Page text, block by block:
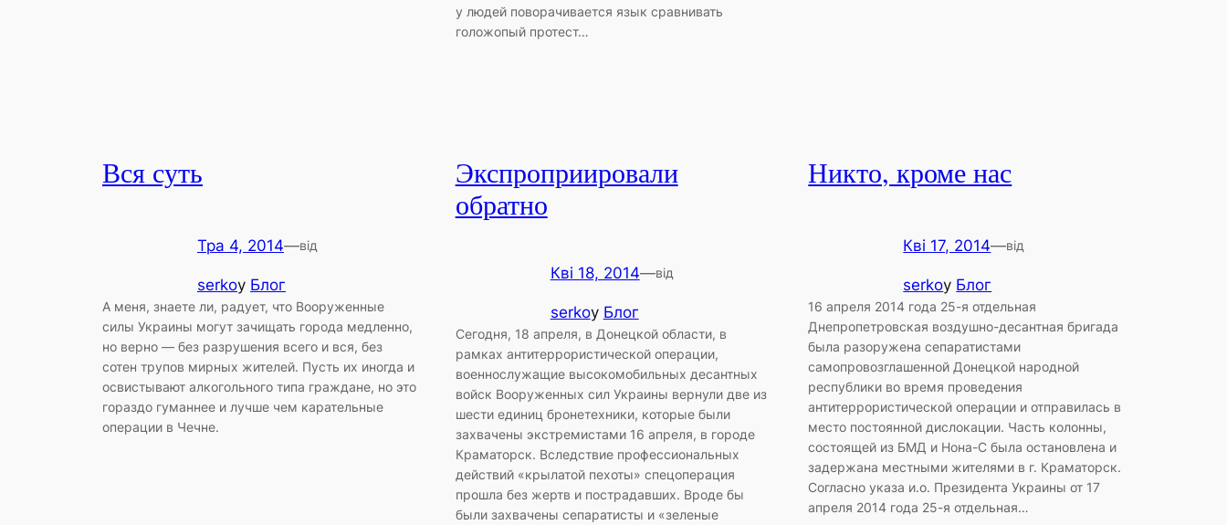
у людей поворачивается язык сравнивать
голожопый протест…
Вся суть
Тра 4, 2014—від
serkoу Блог
А меня, знаете ли, радует, что Вооруженные
силы Украины могут зачищать города медленно,
но верно — без разрушения всего и вся, без
сотен трупов мирных жителей. Пусть их иногда и
освистывают алкогольного типа граждане, но это
гораздо гуманнее и лучше чем карательные
операции в Чечне.
Экспроприировали
обратно
Кві 18, 2014—від
serkoу Блог
Сегодня, 18 апреля, в Донецкой области, в
рамках антитеррористической операции,
военнослужащие высокомобильных десантных
войск Вооруженных сил Украины вернули две из
шести единиц бронетехники, которые были
захвачены экстремистами 16 апреля, в городе
Краматорск. Вследствие профессиональных
действий «крылатой пехоты» спецоперация
прошла без жертв и пострадавших. Вроде бы
были захвачены сепаратисты и «зеленые
Никто, кроме нас
Кві 17, 2014—від
serkoу Блог
16 апреля 2014 года 25-я отдельная
Днепропетровская воздушно-десантная бригада
была разоружена сепаратистами
самопровозглашенной Донецкой народной
республики во время проведения
антитеррористической операции и отправилась в
место постоянной дислокации. Часть колонны,
состоящей из БМД и Нона-С была остановлена и
задержана местными жителями в г. Краматорск.
Согласно указа и.о. Президента Украины от 17
апреля 2014 года 25-я отдельная…